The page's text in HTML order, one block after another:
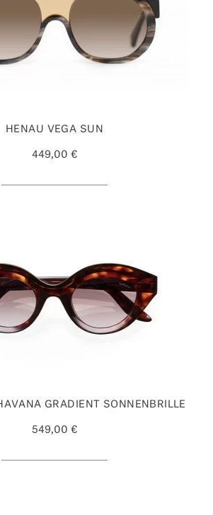
HENAU VEGA SUN
449,00 €
GRADIENT SONNENBRILLE
549,00 €